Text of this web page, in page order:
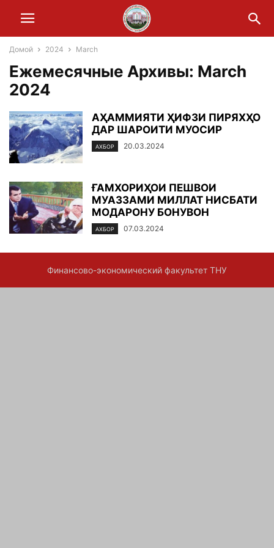
Домой 2024 March
Ежемесячные Архивы: March
2024
АҲАММИЯТИ ҲИФЗИ ПИРЯХҲО
ДАР ШАРОИТИ МУОСИР
АХБОР 20.03.2024
ҒАМХОРИҲОИ ПЕШВОИ
МУАЗЗАМИ МИЛЛАТ НИСБАТИ
МОДАРОНУ БОНУВОН
АХБОР 07.03.2024
Финансово-экономический факультет ТНУ